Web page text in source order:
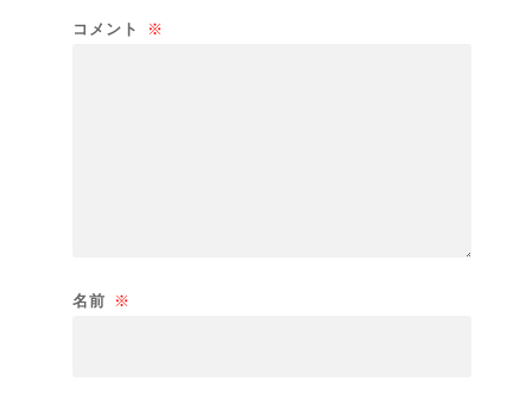
コメント ※
名前 ※